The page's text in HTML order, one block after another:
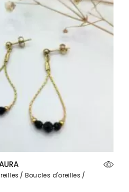
Boucles d'oreilles